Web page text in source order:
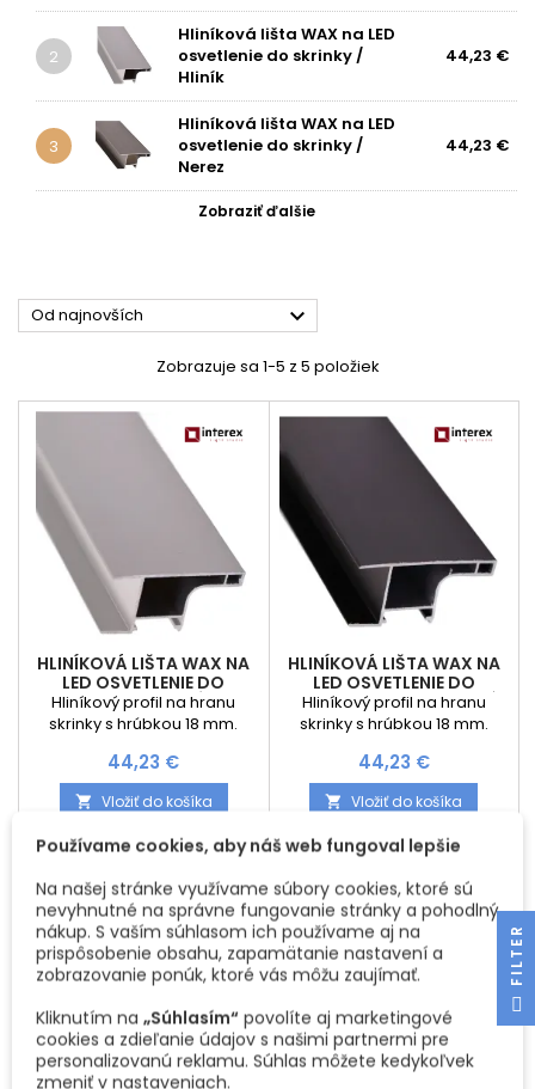
2
Hliníková lišta WAX na LED
osvetlenie do skrinky /
Hliník
44,23 €
3
Hliníková lišta WAX na LED
osvetlenie do skrinky /
Nerez
44,23 €
Zobraziť ďalšie
Od najnovších 
Zobrazuje sa 1-5 z 5 položiek
HLINÍKOVÁ LIŠTA WAX NA
LED OSVETLENIE DO
SKRINKY / HLINÍK
Hliníkový profil na hranu
skrinky s hrúbkou 18 mm.
profilu osvetlíte pracovnú
plochu v kuchyni pod
skrinkami.. K profilu je nutné
Cena
44,23 €
 Vložiť do košíka
HLINÍKOVÁ LIŠTA WAX NA
LED OSVETLENIE DO
SKRINKY / ČIERNA MATNÁ
Hliníkový profil na hranu
skrinky s hrúbkou 18 mm.
profilu osvetlíte pracovnú
plochu v kuchyni pod
skrinkami.. K profilu je nutné
Cena
44,23 €
 Vložiť do košíka
Používame cookies, aby náš web fungoval lepšie
Na našej stránke využívame súbory cookies, ktoré sú
nevyhnutné na správne fungovanie stránky a pohodlný
nákup. S vaším súhlasom ich používame aj na
prispôsobenie obsahu, zapamätanie nastavení a
zobrazovanie ponúk, ktoré vás môžu zaujímať.
Kliknutím na „Súhlasím“ povolíte aj marketingové
cookies a zdieľanie údajov s našimi partnermi pre
personalizovanú reklamu. Súhlas môžete kedykoľvek
zmeniť v nastaveniach.
R